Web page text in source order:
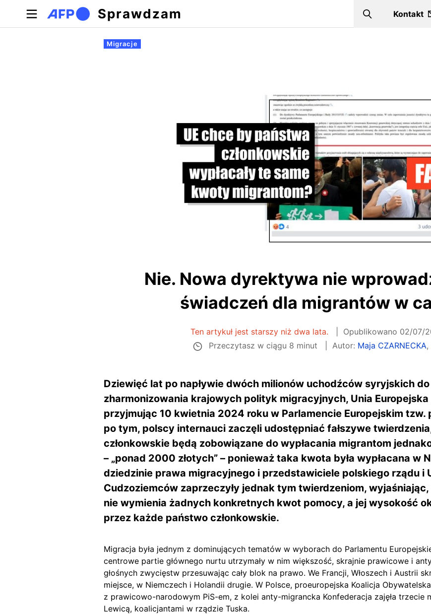
Sprawdzam Szukaj
Kontakt
Zakładki podstawowe
Migracje
Nie. Nowa dyrektywa nie
świadczeń dla migrantów w
Ten artykuł jest starszy niż dwa lata. Opublikowano 02/07/
Przeczytasz w ciągu 8 minut
Autor: Maja CZARNECKA,
Dziewięć lat po napływie dwóch milionów uchodźców syryjskich
zharmonizowania krajowych polityk migracyjnych, Unia Europejska
przyjmując 10 kwietnia 2024 roku w Parlamencie Europejskim
po tym, polscy internauci zaczęli udostępniać fałszywe
członkowskie będą zobowiązane do wypłacania migrantom
– „ponad 2000 złotych” – ponieważ taka kwota była wypłacana w
dziedzinie prawa migracyjnego i przedstawiciele polskiego rządu i
Cudzoziemców zaprzeczyły jednak tym twierdzeniom,
nie wymienia żadnych konkretnych kwot pomocy, a jej wysokość
przez każde państwo członkowskie.
Migracja była jednym z dominujących tematów w wyborach do Parlamentu
centrowe partie głównego nurtu utrzymały w nim większość, skrajnie prawicowe i
głośnych zwycięstw przesuwając cały blok na prawo. We Francji, Włoszech i Austrii
miejsce, w Niemczech i Holandii drugie. W Polsce, proeuropejska Koalicja
z prawicowo-narodowym PiS-em, z kolei anty-migrancka Konfederacja zajęła trzecie
Lewicą, koalicjantami w rządzie Tuska.